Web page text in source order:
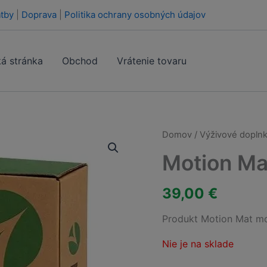
Doprava Politika ochrany osobných údajov
stránka Obchod Vrátenie tovaru
Domov / Výživové
Motion
39,00 €
Produkt Motion Mat
Nie je na sklade